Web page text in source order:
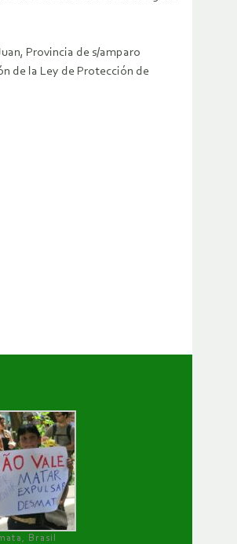
Provincia de s/amparo
de la Ley de Protección de
Brasil